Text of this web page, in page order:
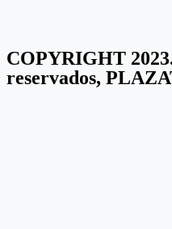
COPYRIGHT
reservados,